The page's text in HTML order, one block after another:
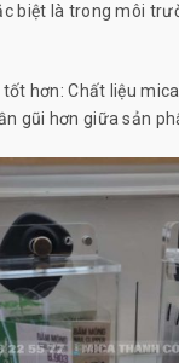
biệt là trong môi
hơn: Chất liệu
gũi hơn giữa sản